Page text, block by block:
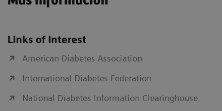
Links of Interest
American Diabetes Association
International Diabetes Federation
National Diabetes Information Clearinghouse